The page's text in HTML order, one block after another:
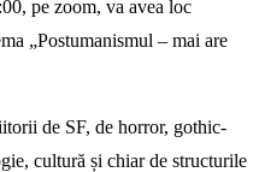
pe zoom, va avea loc
„Postumanismul – mai are
de SF, de horror, gothic-
cultură și chiar de structurile